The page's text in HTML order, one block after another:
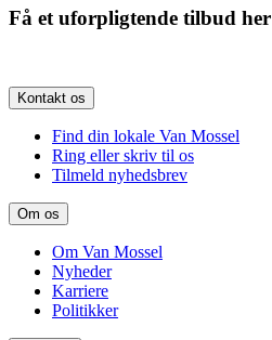
Få et uforpligtende tilbud her
Kontakt os
Find din lokale Van Mossel
Ring eller skriv til os
Tilmeld nyhedsbrev
Om os
Om Van Mossel
Nyheder
Karriere
Politikker